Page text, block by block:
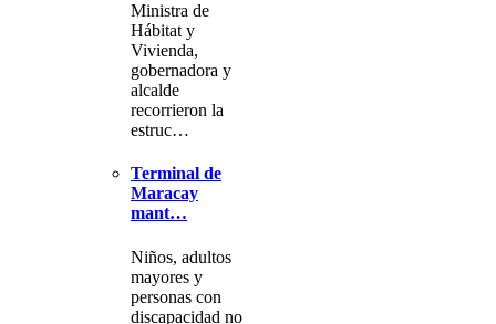
Ministra de
Hábitat y
Vivienda,
gobernadora y
alcalde
recorrieron la
estruc…
Terminal de
Maracay
mant…
Niños, adultos
mayores y
personas con
discapacidad no